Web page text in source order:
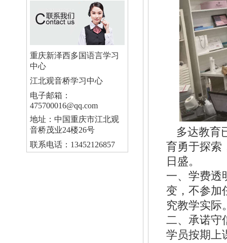
重庆新泽西多国语言学习
中心
江北观音桥学习中心
电子邮箱：
475700016@qq.com
地址：中国重庆市江北观
音桥茂业24楼26号
联系电话：13452126857
多达教育
育勇于探索
日盛。
一、学费透
变，不参加
究教学实际
二、承诺守
学员按期上